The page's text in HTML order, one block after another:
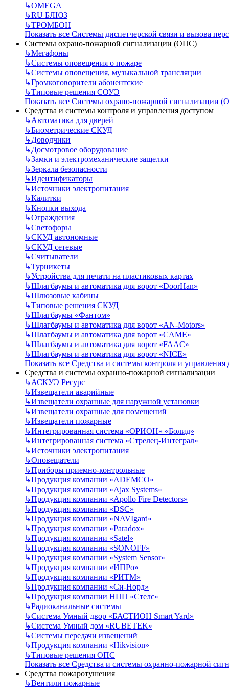
↳OMEGA
↳RU БЛЮЗ
↳ТРОМБОН
Показать все Системы диспетчерской связи и вызова
Системы охрано-пожарной сигнализации (ОПС)
↳Мегафоны
↳Системы оповещения о пожаре
↳Системы оповещения, музыкальной трансляции
↳Громкоговорители абонентские
↳Типовые решения СОУЭ
Показать все Системы охрано-пожарной сигнализации
Средства и системы контроля и управления доступом
↳Автоматика для дверей
↳Биометрические СКУД
↳Доводчики
↳Досмотровое оборудование
↳Замки и электромеханические защелки
↳Зеркала безопасности
↳Идентификаторы
↳Источники электропитания
↳Калитки
↳Кнопки выхода
↳Ограждения
↳Светофоры
↳СКУД автономные
↳СКУД сетевые
↳Считыватели
↳Турникеты
↳Устройства для печати на пластиковых картах
↳Шлагбаумы и автоматика для ворот «DoorHan»
↳Шлюзовые кабины
↳Типовые решения СКУД
↳Шлагбаумы «Фантом»
↳Шлагбаумы и автоматика для ворот «AN-Motors»
↳Шлагбаумы и автоматика для ворот «CAME»
↳Шлагбаумы и автоматика для ворот «FAAC»
↳Шлагбаумы и автоматика для ворот «NICE»
Показать все Средства и системы контроля и управления
Средства и системы охранно-пожарной сигнализации
↳АСКУЭ Ресурс
↳Извещатели аварийные
↳Извещатели охранные для наружной установки
↳Извещатели охранные для помещений
↳Извещатели пожарные
↳Интегрированная система «ОРИОН» «Болид»
↳Интегрированная система «Стрелец-Интеграл»
↳Источники электропитания
↳Оповещатели
↳Приборы приемно-контрольные
↳Продукция компании «ADEMCO»
↳Продукция компании «Ajax Systems»
↳Продукция компании «Apollo Fire Detectors»
↳Продукция компании «DSC»
↳Продукция компании «NAVIgard»
↳Продукция компании «Paradox»
↳Продукция компании «Satel»
↳Продукция компании «SONOFF»
↳Продукция компании «System Sensor»
↳Продукция компании «ИПРо»
↳Продукция компании «РИТМ»
↳Продукция компании «Си-Норд»
↳Продукция компании НПП «Стелс»
↳Радиоканальные системы
↳Система Умный двор «БАСТИОН Smart Yard»
↳Система Умный дом «RUBETEK»
↳Системы передачи извещений
↳Продукция компании «Hikvision»
↳Типовые решения ОПС
Показать все Средства и системы охранно-пожарной
Средства пожаротушения
↳Вентили пожарные